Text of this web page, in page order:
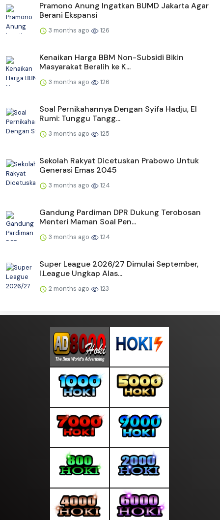
Pramono Anung Ingatkan BUMD Jakarta Agar
Berani Ekspansi
3 months ago 126
Kenaikan Harga BBM Non-Subsidi Bikin
Masyarakat Beralih ke K...
3 months ago 126
Soal Pernikahannya Dengan Syifa Hadju, El
Rumi: Tunggu Tangg...
3 months ago 125
Sekolah Rakyat Dicetuskan Prabowo Untuk
Generasi Emas 2045
3 months ago 124
Gandung Pardiman DPR Dukung Terobosan
Menteri Maman Soal Pen...
3 months ago 124
Super League 2026/27 Dimulai September,
I.League Ungkap Alas...
2 months ago 123